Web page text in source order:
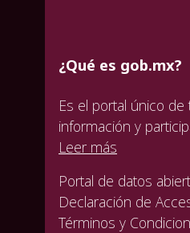
¿Qué es gob.mx?
Es el portal único de
información y
Leer más
Portal de datos
Declaración de
Términos y